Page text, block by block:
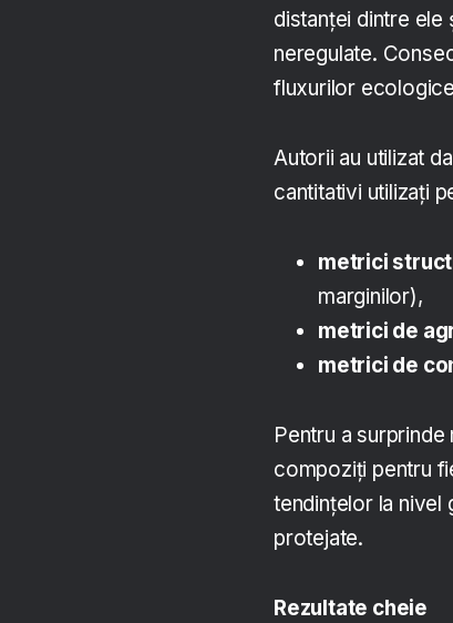
distanței dintre
neregulate.
fluxurilor
Autorii au utilizat
cantitativi utilizați
metrici
marginilor),
metrici de
metrici de
Pentru a
compoziți pentru
tendințelor la nivel
protejate.
Rezultate cheie